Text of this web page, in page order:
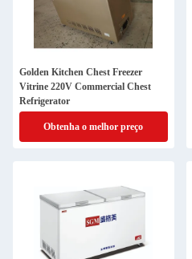
Golden Kitchen Chest Freezer
Vitrine 220V Commercial Chest
Refrigerator
Obtenha o melhor preço